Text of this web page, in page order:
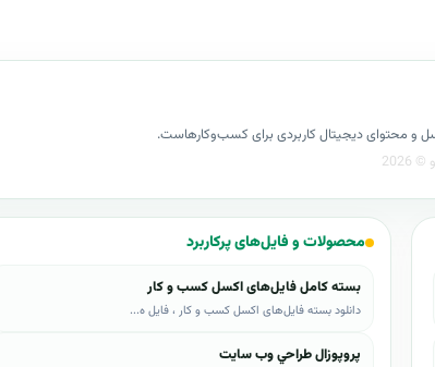
و محتوای دیجیتال کاربردی برای کسب‌وکارهاست.
محصولات و فایل‌های پرکاربرد
بسته کامل فایل‌های اکسل کسب و کار
دانلود بسته فایل‌های اکسل کسب و کار ، فایل ه...
پروپوزال طراحي وب سايت